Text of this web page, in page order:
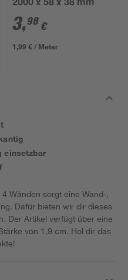
2000 x 58 x 38 mm
3,98 €
1,99 € / Meter
einsetzbar
Wänden sorgt eine Wand-,
Dafür bieten wir dir dieses
Der Artikel verfügt über eine
von 1,9 cm. Hol dir das